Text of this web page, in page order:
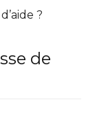
?
de